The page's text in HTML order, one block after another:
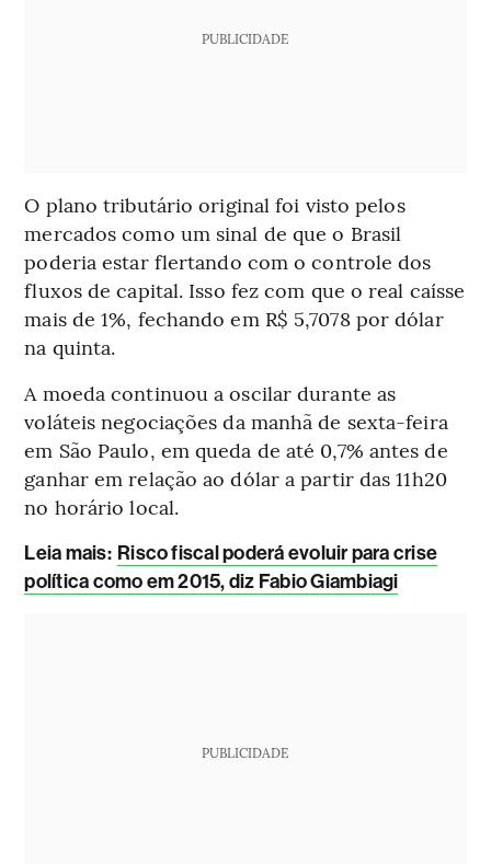
PUBLICIDADE
O plano tributário original foi visto pelos
mercados como um sinal de que o Brasil
poderia estar flertando com o controle dos
fluxos de capital. Isso fez com que o real caísse
mais de 1%, fechando em R$ 5,7078 por dólar
na quinta.
A moeda continuou a oscilar durante as
voláteis negociações da manhã de sexta-feira
em São Paulo, em queda de até 0,7% antes de
ganhar em relação ao dólar a partir das 11h20
no horário local.
Leia mais: Risco fiscal poderá evoluir para crise
política como em 2015, diz Fabio Giambiagi
PUBLICIDADE